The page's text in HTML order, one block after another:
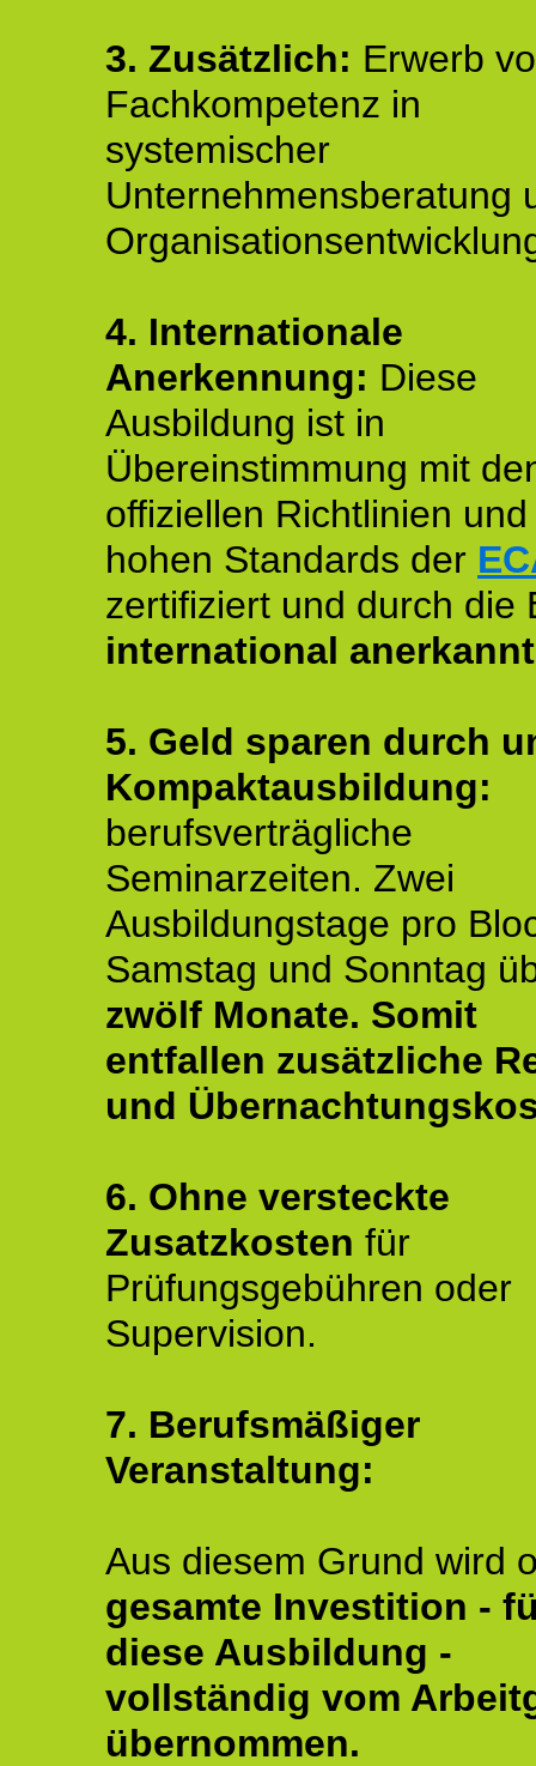
3. Zusätzlich: Erwerb
Fachkompetenz in
systemischer
Unternehmensberatung
4. Internationale
Anerkennung: Diese
Ausbildung ist in
Übereinstimmung mit
offiziellen Richtlinien
hohen Standards der
zertifiziert und durch die
international
5. Geld sparen durch
Kompaktausbildung:
berufsverträgliche
Seminarzeiten. Zwei
Ausbildungstage pro
Samstag und Sonntag
zwölf Monate. Somit
entfallen zusätzliche
und
6. Ohne versteckte
Zusatzkosten für
Prüfungsgebühren oder
Supervision.
7. Berufsmäßiger
Veranstaltung:
Aus diesem Grund wird
gesamte Investition -
diese Ausbildung -
vollständig vom
übernommen.